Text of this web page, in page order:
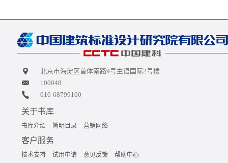
北京市海淀区首体南路9号主语国际2号楼
100048
010-68799100
关于书库
书库介绍 简明目录 营销网络
客户服务
技术支持 试用申请 意见反馈 帮助中心